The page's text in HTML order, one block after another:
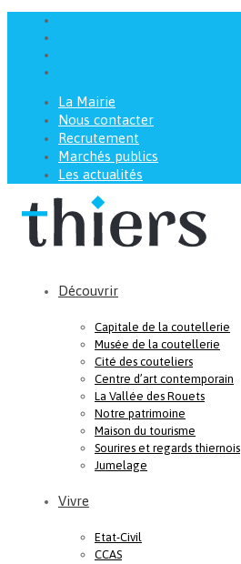
La Mairie
Nous contacter
Recrutement
Marchés publics
Les actualités
Découvrir
Capitale de la coutellerie
Musée de la coutellerie
Cité des couteliers
Centre d’art contemporain
La Vallée des Rouets
Notre patrimoine
Maison du tourisme
Sourires et regards thiernois
Jumelage
Vivre
Etat-Civil
CCAS